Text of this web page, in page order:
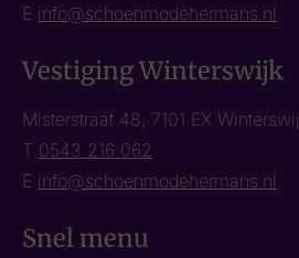
E info@schoenmodehermans.nl
Vestiging Winterswijk
Misterstraat 48, 7101 EX
T 0543 216 062
E info@schoenmodehermans.nl
Snel menu